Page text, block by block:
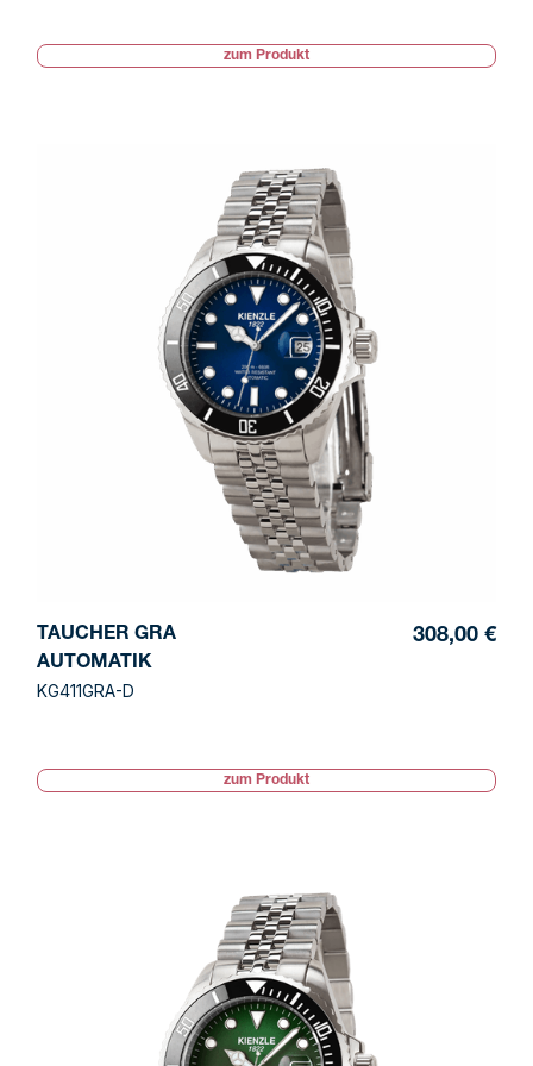
zum Produkt
TAUCHER GRA
AUTOMATIK
KG411GRA-D
308,00 €
zum Produkt